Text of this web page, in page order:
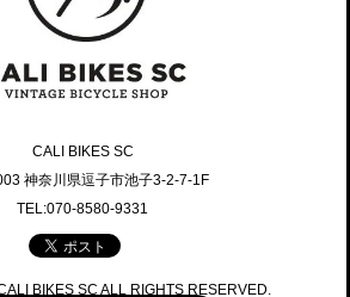
CALI BIKES SC
神奈川県逗子市池子3-2-7-1F
TEL:070-8580-9331
BIKES SC ALL RIGHTS RESERVED.